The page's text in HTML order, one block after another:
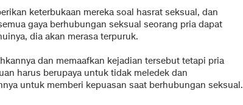
keterbukaan mereka soal hasrat seksual, dan
gaya berhubungan seksual seorang pria dapat
dia akan merasa terpuruk.
dan memaafkan kejadian tersebut tetapi pria
harus berupaya untuk tidak meledek dan
untuk memberi kepuasan saat berhubungan seksual.